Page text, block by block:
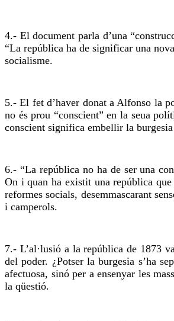
4.- El document parla d’una
“La república ha de significar una
socialisme.
5.- El fet d’haver donat a Alfonso la
no és prou “conscient” en la seua
conscient significa embellir la
6.- “La república no ha de ser una
On i quan ha existit una república
reformes socials, desemmascarant
i camperols.
7.- L’al·lusió a la república de 1873
del poder. ¿Potser la burgesia s’ha
afectuosa, sinó per a ensenyar les
la qüestió.